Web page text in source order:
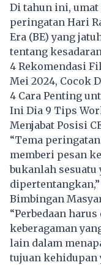
Di tahun ini, umat
peringatan Hari
Era (BE) yang
tentang
4 Rekomendasi
Mei 2024, Cocok
4 Cara Penting
Ini Dia 9 Tips
Menjabat Posisi
“Tema
memberi pesan
bukanlah sesuatu
Bimbingan
“Perbedaan
keberagaman
lain dalam
tujuan kehidupan